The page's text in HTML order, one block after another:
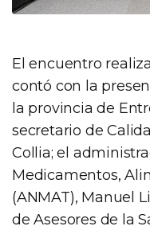
El encuentro
contó con la
la provincia de
secretario de
Collia; el
Medicamentos,
(ANMAT), Manuel
de Asesores de la